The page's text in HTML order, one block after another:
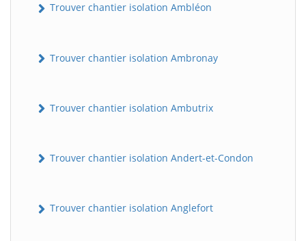
Trouver chantier isolation Ambléon
Trouver chantier isolation Ambronay
Trouver chantier isolation Ambutrix
Trouver chantier isolation Andert-et-Condon
Trouver chantier isolation Anglefort